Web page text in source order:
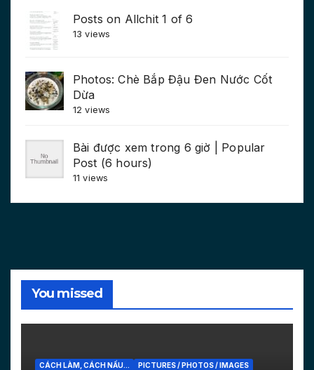
Posts on Allchit 1 of 6
13 views
Photos: Chè Bắp Đậu Đen Nước Cốt
Dừa
12 views
Bài được xem trong 6 giờ | Popular
Post (6 hours)
11 views
You missed
CÁCH LÀM, CÁCH NẤU...
PICTURES / PHOTOS / IMAGES